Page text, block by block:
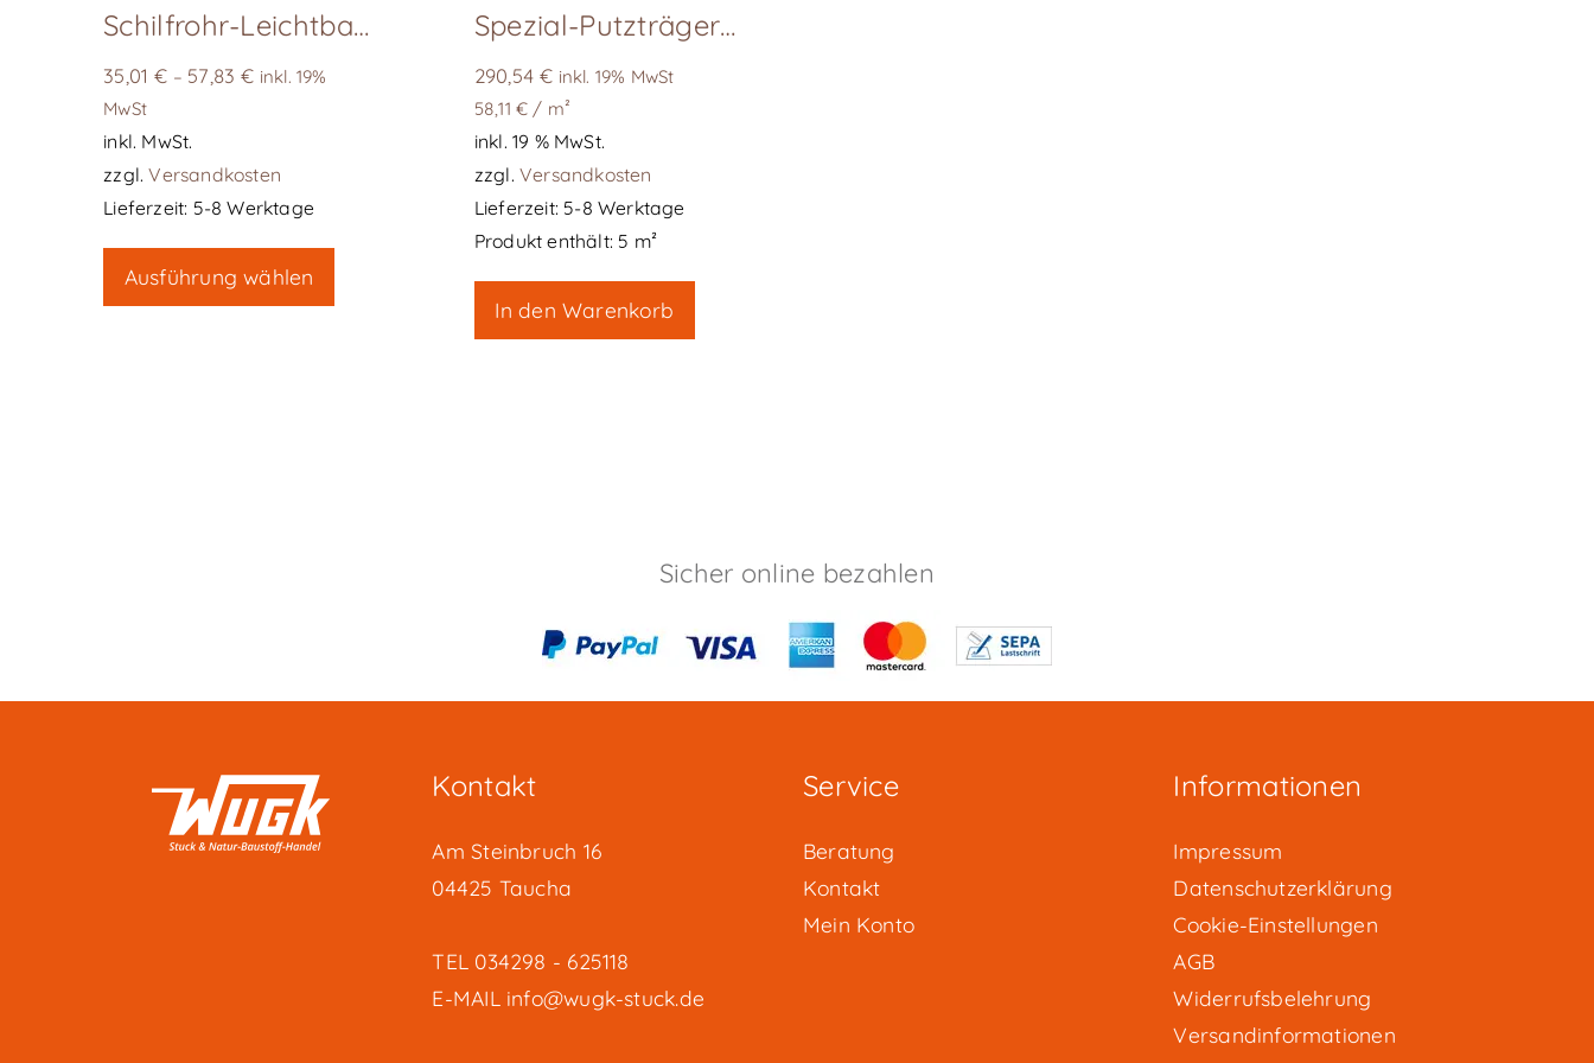
Schilfrohr-Leichtbauplatte
35,01€ – 57,83€ inkl. 19%
MwSt
inkl. MwSt.
zzgl.Versandkosten
Lieferzeit: 5-8 Werktage
Ausführung wählen
weist
Spezial-Putzträgergewebe Edelstahl, Rolle B= 1m L 5m
290,54€ inkl. 19% MwSt
58,11 € / m²
inkl. 19 % MwSt.
zzgl.Versandkosten
Lieferzeit: 5-8 Werktage
Produkt enthält: 5 m²
In den Warenkorb
Sicher online bezahlen
Kontakt
Am Steinbruch 16
04425 Taucha
TEL 034298 - 625118
E-MAIL info@wugk-stuck.de
Service
Beratung
Kontakt
Mein Konto
Informationen
Impressum
Datenschutzerklärung
Cookie-Einstellungen
AGB
Widerrufsbelehrung
Versandinformationen